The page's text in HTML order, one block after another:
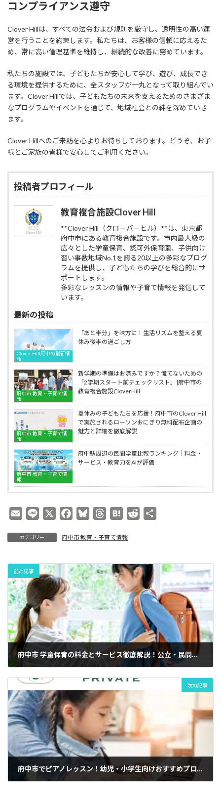
コンプライアンス遵守
Clover Hillは、すべての法令および規則を厳守し、透明性の高い運
営を行うことを約束します。私たちは、お客様の信頼に応えるた
め、常に高い倫理基準を維持し、継続的な改善に努めています。
私たちの施設では、子どもたちが安心して学び、遊び、成長でき
る環境を提供するために、全スタッフが一丸となって取り組んでい
ます。Clover Hillでは、子どもたちの未来を支えるためのさまざま
なプログラムやイベントを通じて、地域社会との絆を深めていき
ます。
Clover Hillへのご来訪を心よりお待ちしております。どうぞ、お子
様とご家族の皆様で安心してご利用ください。
投稿者プロフィール
教育複合施設Clover Hill
**Clover Hill（クローバーヒル）**は、東京都
府中市にある教育複合施設です。市内最大級の
広々とした学童保育、認可外保育園、子供向け
習い事数地域No.1を誇る20以上の多彩なプログ
ラムを提供し、子どもたちの学びを総合的にサ
ポートします。
多彩なレッスンの情報や子育て情報を発信して
います。
最新の投稿
Clover Hill府中の最新情
報
「あと半分」を味方に！生活リズムを整える夏
休み後半の過ごし方
府中市 教育・子育て情
報
新学期の準備はお済みですか？慌てないための
「2学期スタート前チェックリスト」|府中市の
教育複合施設CloverHill
府中市 教育・子育て情
報
夏休みの子どもたちを応援！府中市のClover Hill
で実施されるローソンおにぎり無料配布企画の
魅力と詳細を徹底解説
府中市 教育・子育て情
報
府中駅周辺の民間学童比較ランキング｜料金・
サービス・教育力をAIが評価
a
l
n
c
b
o
o
k
u
s
k
y
r
a
d
s
H
t
n
a
i
t
カテゴリー 府中市 教育・子育て情報
前の記事
府中市 学童保育の料金とサービス徹底解説！公立・民間比較と選び方
次の記事
府中市でピアノレッスン！幼児・小学生向けおすすめプログラムと選び方